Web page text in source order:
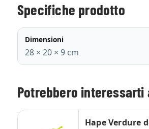
Specifiche prodotto
Dimensioni
28 × 20 × 9 cm
Potrebbero interessarti
Hape Verdure